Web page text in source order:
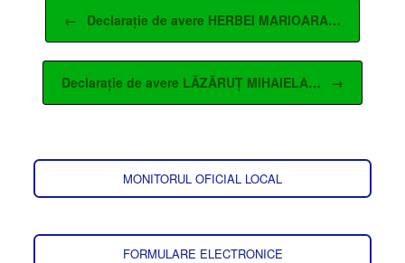
Post navigation
← Declarație de avere HERBEI MARIOARA…
Declarație de avere LĂZĂRUȚ MIHAIELA… →
MONITORUL OFICIAL LOCAL
FORMULARE ELECTRONICE